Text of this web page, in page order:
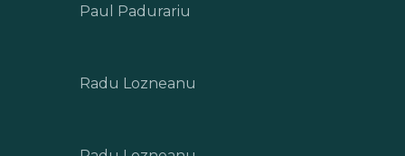
Paul Padurariu
Radu Lozneanu